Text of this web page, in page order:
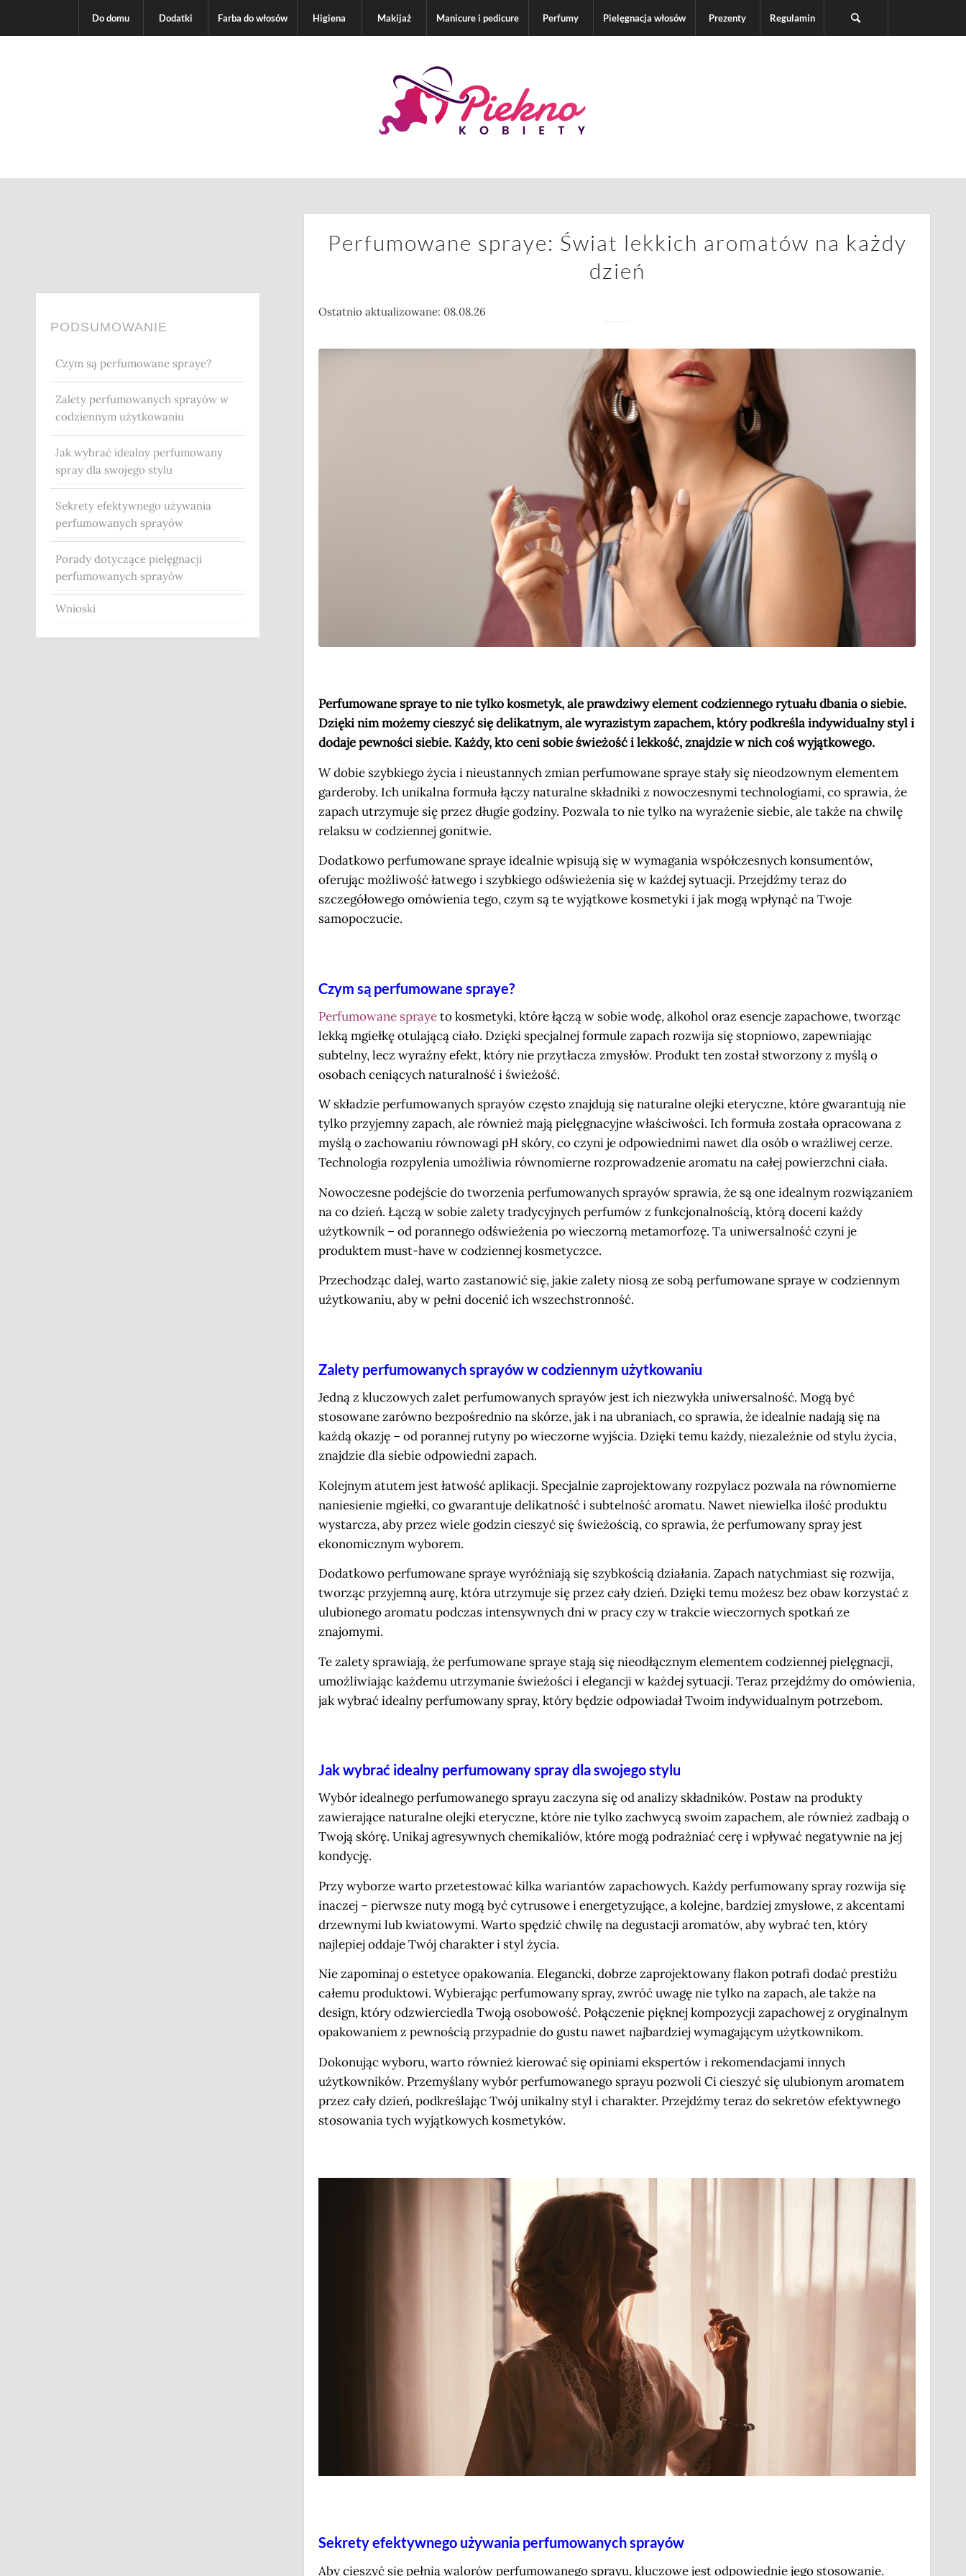
Do domu Dodatki Farba do włosów Higiena Makijaż Manicure i pedicure Perfumy Pielęgnacja włosów Prezenty Regulamin
PODSUMOWANIE
Czym są perfumowane spraye?
Zalety perfumowanych sprayów w
codziennym użytkowaniu
Jak wybrać idealny perfumowany
spray dla swojego stylu
Sekrety efektywnego używania
perfumowanych sprayów
Porady dotyczące pielęgnacji
perfumowanych sprayów
Wnioski
Perfumowane spraye: Świat lekkich aromatów na każdy
dzień
Ostatnio aktualizowane: 08.08.26
Perfumowane spraye to nie tylko kosmetyk, ale prawdziwy element codziennego rytuału dbania o siebie.
Dzięki nim możemy cieszyć się delikatnym, ale wyrazistym zapachem, który podkreśla indywidualny styl i
dodaje pewności siebie. Każdy, kto ceni sobie świeżość i lekkość, znajdzie w nich coś wyjątkowego.
W dobie szybkiego życia i nieustannych zmian perfumowane spraye stały się nieodzownym elementem
garderoby. Ich unikalna formuła łączy naturalne składniki z nowoczesnymi technologiami, co sprawia, że
zapach utrzymuje się przez długie godziny. Pozwala to nie tylko na wyrażenie siebie, ale także na chwilę
relaksu w codziennej gonitwie.
Dodatkowo perfumowane spraye idealnie wpisują się w wymagania współczesnych konsumentów,
oferując możliwość łatwego i szybkiego odświeżenia się w każdej sytuacji. Przejdźmy teraz do
szczegółowego omówienia tego, czym są te wyjątkowe kosmetyki i jak mogą wpłynąć na Twoje
samopoczucie.
Czym są perfumowane spraye?
Perfumowane sprayeto kosmetyki, które łączą w sobie wodę, alkohol oraz esencje zapachowe, tworząc
lekką mgiełkę otulającą ciało. Dzięki specjalnej formule zapach rozwija się stopniowo, zapewniając
subtelny, lecz wyraźny efekt, który nie przytłacza zmysłów. Produkt ten został stworzony z myślą o
osobach ceniących naturalność i świeżość.
W składzie perfumowanych sprayów często znajdują się naturalne olejki eteryczne, które gwarantują nie
tylko przyjemny zapach, ale również mają pielęgnacyjne właściwości. Ich formuła została opracowana z
myślą o zachowaniu równowagi pH skóry, co czyni je odpowiednimi nawet dla osób o wrażliwej cerze.
Technologia rozpylenia umożliwia równomierne rozprowadzenie aromatu na całej powierzchni ciała.
Nowoczesne podejście do tworzenia perfumowanych sprayów sprawia, że są one idealnym rozwiązaniem
na co dzień. Łączą w sobie zalety tradycyjnych perfumów z funkcjonalnością, którą doceni każdy
użytkownik – od porannego odświeżenia po wieczorną metamorfozę. Ta uniwersalność czyni je
produktem must-have w codziennej kosmetyczce.
Przechodząc dalej, warto zastanowić się, jakie zalety niosą ze sobą perfumowane spraye w codziennym
użytkowaniu, aby w pełni docenić ich wszechstronność.
Zalety perfumowanych sprayów w codziennym użytkowaniu
Jedną z kluczowych zalet perfumowanych sprayów jest ich niezwykła uniwersalność. Mogą być
stosowane zarówno bezpośrednio na skórze, jak i na ubraniach, co sprawia, że idealnie nadają się na
każdą okazję – od porannej rutyny po wieczorne wyjścia. Dzięki temu każdy, niezależnie od stylu życia,
znajdzie dla siebie odpowiedni zapach.
Kolejnym atutem jest łatwość aplikacji. Specjalnie zaprojektowany rozpylacz pozwala na równomierne
naniesienie mgiełki, co gwarantuje delikatność i subtelność aromatu. Nawet niewielka ilość produktu
wystarcza, aby przez wiele godzin cieszyć się świeżością, co sprawia, że perfumowany spray jest
ekonomicznym wyborem.
Dodatkowo perfumowane spraye wyróżniają się szybkością działania. Zapach natychmiast się rozwija,
tworząc przyjemną aurę, która utrzymuje się przez cały dzień. Dzięki temu możesz bez obaw korzystać z
ulubionego aromatu podczas intensywnych dni w pracy czy w trakcie wieczornych spotkań ze
znajomymi.
Te zalety sprawiają, że perfumowane spraye stają się nieodłącznym elementem codziennej pielęgnacji,
umożliwiając każdemu utrzymanie świeżości i elegancji w każdej sytuacji. Teraz przejdźmy do omówienia,
jak wybrać idealny perfumowany spray, który będzie odpowiadał Twoim indywidualnym potrzebom.
Jak wybrać idealny perfumowany spray dla swojego stylu
Wybór idealnego perfumowanego sprayu zaczyna się od analizy składników. Postaw na produkty
zawierające naturalne olejki eteryczne, które nie tylko zachwycą swoim zapachem, ale również zadbają o
Twoją skórę. Unikaj agresywnych chemikaliów, które mogą podrażniać cerę i wpływać negatywnie na jej
kondycję.
Przy wyborze warto przetestować kilka wariantów zapachowych. Każdy perfumowany spray rozwija się
inaczej – pierwsze nuty mogą być cytrusowe i energetyzujące, a kolejne, bardziej zmysłowe, z akcentami
drzewnymi lub kwiatowymi. Warto spędzić chwilę na degustacji aromatów, aby wybrać ten, który
najlepiej oddaje Twój charakter i styl życia.
Nie zapominaj o estetyce opakowania. Elegancki, dobrze zaprojektowany flakon potrafi dodać prestiżu
całemu produktowi. Wybierając perfumowany spray, zwróć uwagę nie tylko na zapach, ale także na
design, który odzwierciedla Twoją osobowość. Połączenie pięknej kompozycji zapachowej z oryginalnym
opakowaniem z pewnością przypadnie do gustu nawet najbardziej wymagającym użytkownikom.
Dokonując wyboru, warto również kierować się opiniami ekspertów i rekomendacjami innych
użytkowników. Przemyślany wybór perfumowanego sprayu pozwoli Ci cieszyć się ulubionym aromatem
przez cały dzień, podkreślając Twój unikalny styl i charakter. Przejdźmy teraz do sekretów efektywnego
stosowania tych wyjątkowych kosmetyków.
Sekrety efektywnego używania perfumowanych sprayów
Aby cieszyć się pełnią walorów perfumowanego sprayu, kluczowe jest odpowiednie jego stosowanie.